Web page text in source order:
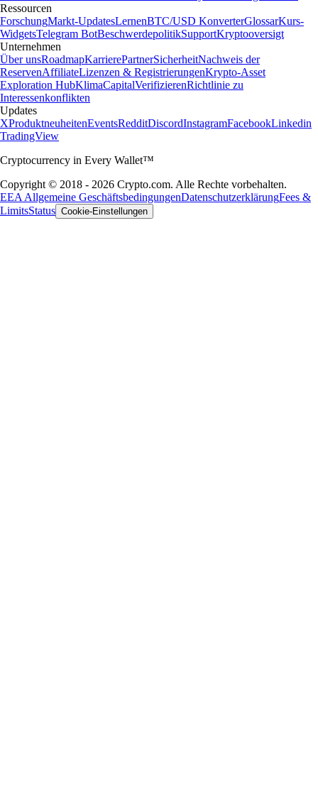
Ressourcen
ForschungMarkt-UpdatesLernenBTC/USD KonverterGlossarKurs-
WidgetsTelegram BotBeschwerdepolitikSupportKryptooversigt
Unternehmen
Über unsRoadmapKarrierePartnerSicherheitNachweis der
ReservenAffiliateLizenzen & RegistrierungenKrypto-Asset
Exploration HubKlimaCapitalVerifizierenRichtlinie zu
Interessenkonflikten
Updates
XProduktneuheitenEventsRedditDiscordInstagramFacebookLinkedin
TradingView
Cryptocurrency in Every Wallet™
Copyright © 2018 - 2026 Crypto.com. Alle Rechte vorbehalten.
EEA Allgemeine GeschäftsbedingungenDatenschutzerklärungFees &
LimitsStatus Cookie-Einstellungen